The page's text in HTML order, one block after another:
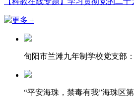
更多 +
旬阳市兰滩九年制学校党支部
“平安海珠，禁毒有我”海珠区